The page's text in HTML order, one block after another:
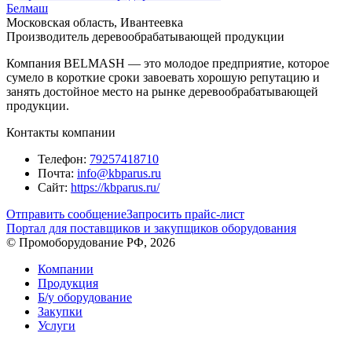
Белмаш
Московская область, Ивантеевка
Производитель деревообрабатывающей продукции
Компания BELMASH — это молодое предприятие, которое
сумело в короткие сроки завоевать хорошую репутацию и
занять достойное место на рынке деревообрабатывающей
продукции.
Контакты компании
Телефон: 79257418710
Почта: info@kbparus.ru
Сайт: https://kbparus.ru/
Отправить сообщениеЗапросить прайс-лист
Портал для поставщиков и закупщиков оборудования
© Промоборудование РФ, 2026
Компании
Продукция
Б/у оборудование
Закупки
Услуги